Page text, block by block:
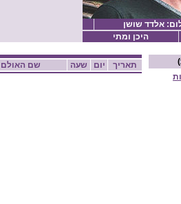
אלדד שושן
היכן ומתי
שם האולם שעה יום תאריך